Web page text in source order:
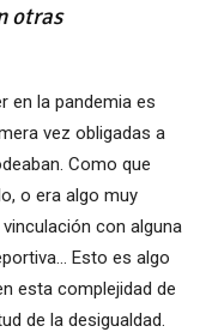
otras
en la pandemia es
vez obligadas a
Como que
o era algo muy
con alguna
Esto es algo
esta complejidad de
de la desigualdad.